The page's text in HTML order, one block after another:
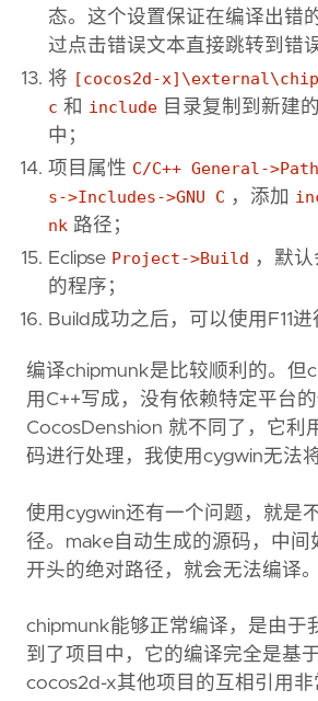
态。这个设置保证在编译出错
过点击错误文本直接跳转到错
将 [cocos2d-
c 和 include 目录复制到新建
中；
项目属性 C/C++ General-
s->Includes->GNU C ，添加
nk 路径；
Eclipse Project->Build ，默
的程序；
Build成功之后，可以使用F11进
编译chipmunk是比较顺利的。但
用C++写成，没有依赖特定平台的
CocosDenshion 就不同了，它利
码进行处理，我使用cygwin无法
使用cygwin还有一个问题，就是
径。make自动生成的源码，中间
开头的绝对路径，就会无法编译。
chipmunk能够正常编译，是由于
到了项目中，它的编译完全是基
cocos2d-x其他项目的互相引用